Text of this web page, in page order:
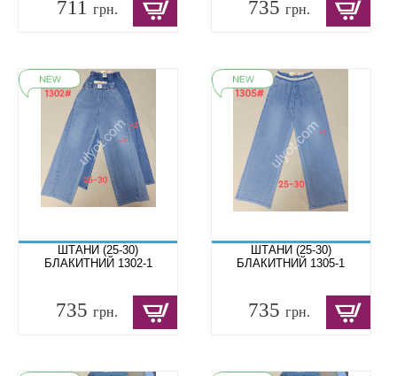
711 грн. 735грн.
ШТАНИ (25-30)
БЛАКИТНИЙ 1302-1
735 грн.
ШТАНИ (25-30)
БЛАКИТНИЙ 1305-1
735грн.